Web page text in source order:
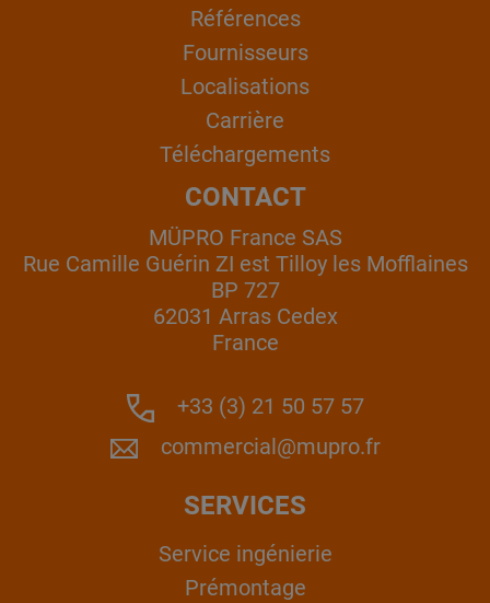
Références
Fournisseurs
Localisations
Carrière
Téléchargements
CONTACT
MÜPRO France SAS
Rue Camille Guérin ZI est Tilloy les Mofflaines
BP 727
62031 Arras Cedex
France
+33 (3) 21 50 57 57
commercial@mupro.fr
SERVICES
Service ingénierie
Prémontage